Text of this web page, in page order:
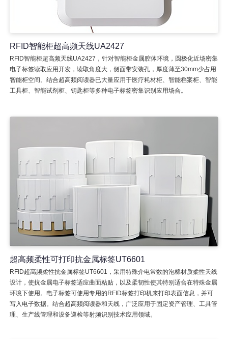
RFID智能柜超高频天线UA2427
RFID智能柜超高频天线UA2427，针对智能柜金属腔体环境，圆极化近场密集
电子标签读取应用开发，读取角度大，侧面带安装孔，厚度薄至30mm少占用
智能柜空间。结合超高频阅读器已大量应用于医疗耗材柜、智能档案柜、智能
工具柜、智能试剂柜、钥匙柜等多种电子标签密集识别应用场合。
超高频柔性可打印抗金属标签UT6601
RFID超高频柔性抗金属标签UT6601，采用特殊介电常数的泡棉材质柔性天线
设计，使抗金属电子标签适应曲面粘贴，以及柔韧性使其特别适合在特殊金属
环境下使用。电子标签可使用专用的RFID标签打印机来打印表面信息，并可
写入电子数据。结合超高频阅读器和天线，广泛应用于固定资产管理、工具管
理、生产线管理和设备巡检等射频识别技术应用领域。